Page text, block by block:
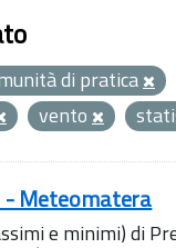
di pratica
vento
- Meteomatera
e minimi) di